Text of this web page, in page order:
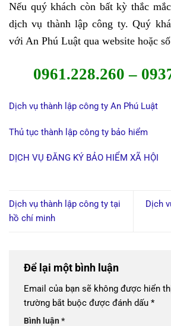
Nếu quý khách còn bất kỳ thắc
dịch vụ thành lập công ty. Quý
với An Phú Luật qua website hoặc
0961.228.260 –
Dịch vụ thành lập công ty An Phú Luật
Thủ tục thành lập công ty bảo hiểm
DỊCH VỤ ĐĂNG KÝ BẢO HIỂM XÃ HỘI
Dịch vụ thành lập công ty tại
hồ chí minh
Dịch
Để lại một bình luận
Email của bạn sẽ không được hiển
trường bắt buộc được đánh dấu *
Bình luận*